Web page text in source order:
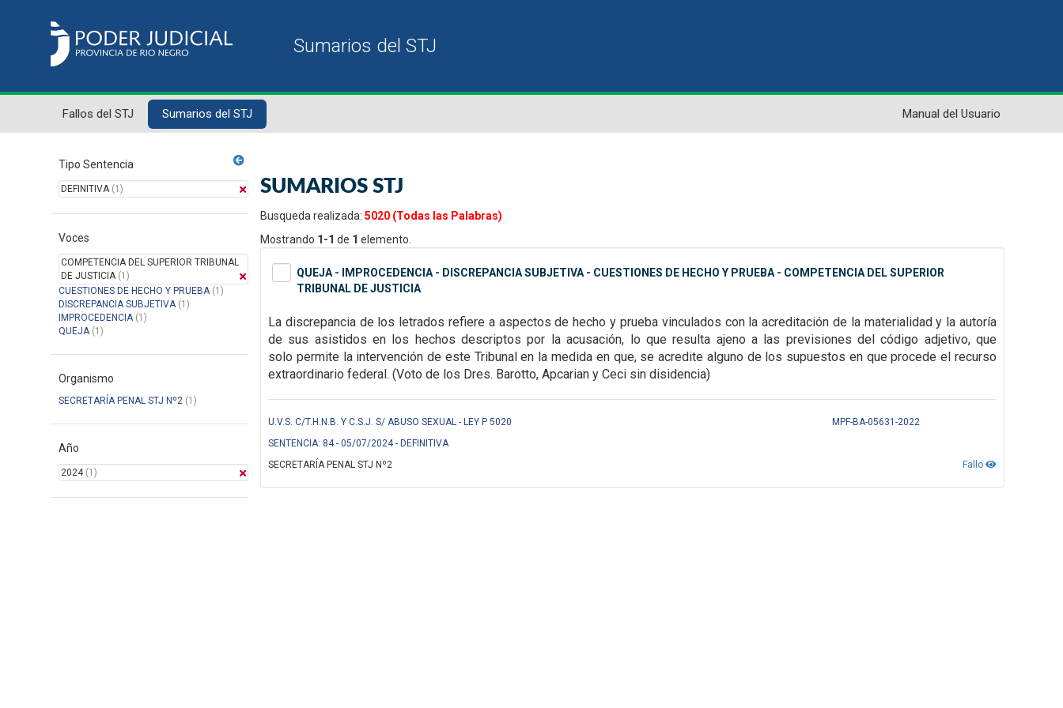
Fallos del STJ Sumarios del STJ Manual del Usuario
Tipo Sentencia
DEFINITIVA(1)
Voces
COMPETENCIA DEL SUPERIOR TRIBUNAL
DE JUSTICIA(1)
CUESTIONES DE HECHO Y PRUEBA(1)
DISCREPANCIA SUBJETIVA(1)
IMPROCEDENCIA(1)
QUEJA(1)
Organismo
SECRETARÍA PENAL STJ Nº2 (1)
Año
2024(1)
SUMARIOS STJ
Busqueda realizada: 5020 (Todas las Palabras)
Mostrando 1-1 de 1 elemento.
QUEJA - IMPROCEDENCIA - DISCREPANCIA SUBJETIVA - CUESTIONES DE HECHO Y PRUEBA - COMPETENCIA DEL SUPERIOR
TRIBUNAL DE JUSTICIA
La discrepancia de los letrados refiere a aspectos de hecho y prueba vinculados con la acreditación de la materialidad y la autoría
de sus asistidos en los hechosdescriptos por la acusación, lo que resulta ajeno a las previsiones del código adjetivo, que
solo permite la intervención de este Tribunal en la medida en que, se acredite alguno de los supuestos en que procede el recurso
extraordinario federal. (Voto de los Dres. Barotto, Apcarian y Ceci sin disidencia)
U.V.S. C/T.H.N.B. Y C.S.J. S/ ABUSO SEXUAL - LEY P 5020
MPF-BA-05631-2022
SENTENCIA: 84 - 05/07/2024 - DEFINITIVA
Fallo
SECRETARÍA PENAL STJ Nº2